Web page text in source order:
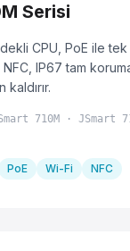
Serisi
CPU, PoE ile
NFC, IP67 tam
710M · JSmart
PoE Wi-Fi NFC